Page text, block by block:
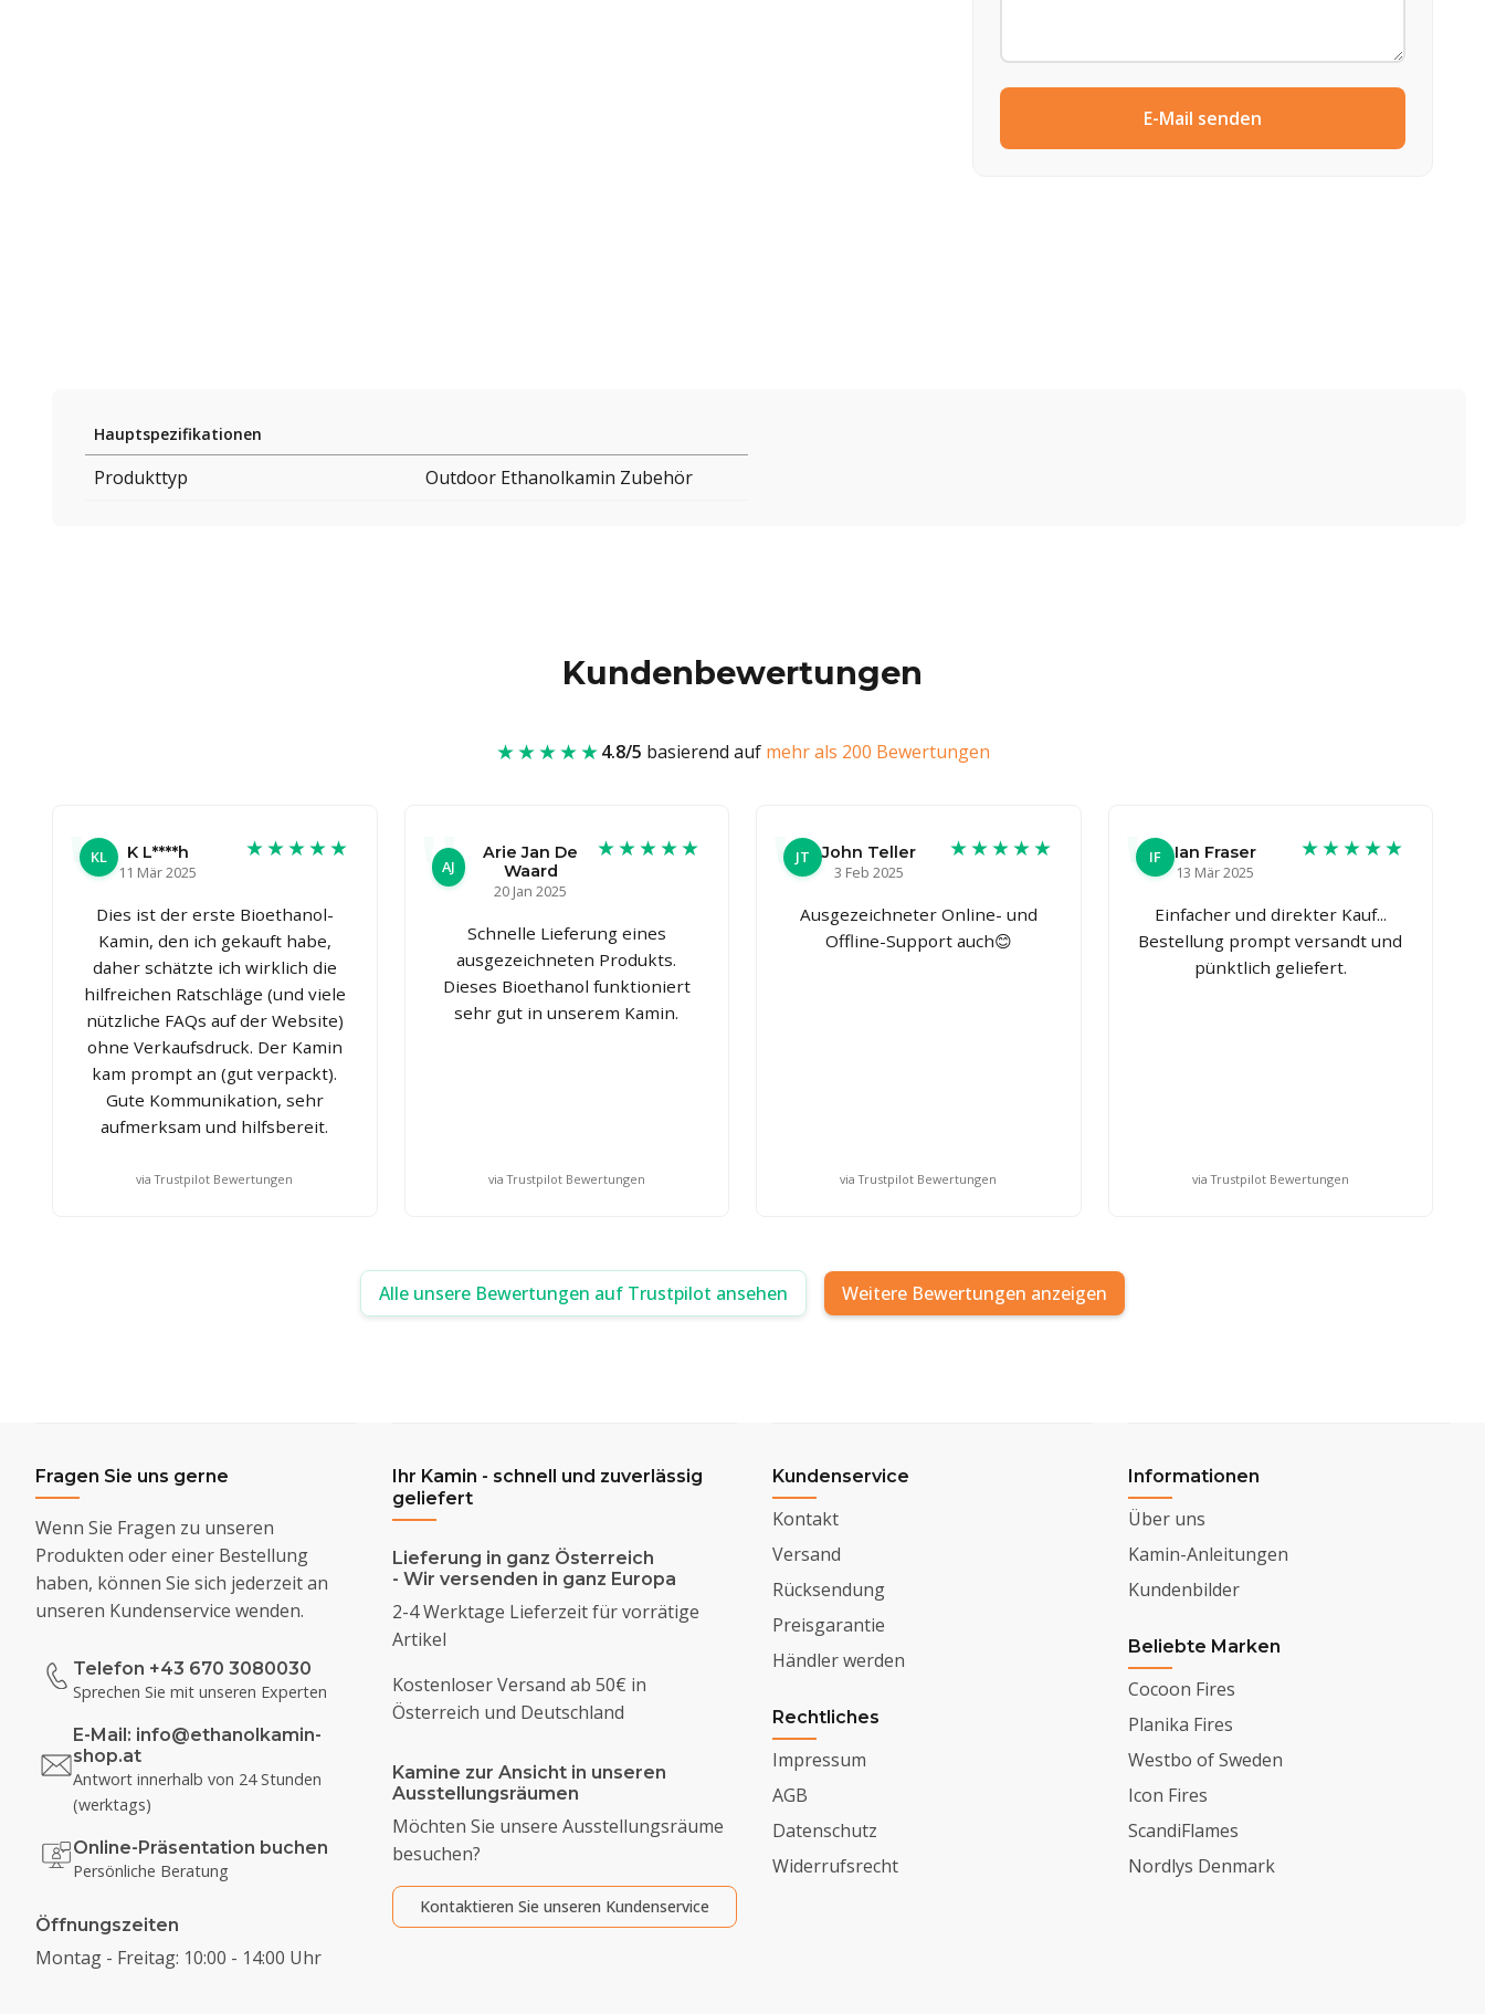
E-Mail senden
Hauptspezifikationen
Produkttyp Outdoor Ethanolkamin Zubehör
Kundenbewertungen
★★★★★4.8/5 basierend auf mehr als 200 Bewertungen
KL
K L****h
11 Mär 2025
★★★★★
Dies ist der erste Bioethanol-
Kamin, den ich gekauft habe,
daher schätzte ich wirklich die
hilfreichen Ratschläge (und viele
nützliche FAQs auf der Website)
ohne Verkaufsdruck. Der Kamin
kam prompt an (gut verpackt).
Gute Kommunikation, sehr
aufmerksam und hilfsbereit.
via Trustpilot Bewertungen
AJ
Arie Jan De
Waard
20 Jan 2025
★★★★★
Schnelle Lieferung eines
ausgezeichneten Produkts.
Dieses Bioethanol funktioniert
sehr gut in unserem Kamin.
via Trustpilot Bewertungen
JT
John Teller
3 Feb 2025
★★★★★
Ausgezeichneter Online- und
Offline-Support auch😊
via Trustpilot Bewertungen
IF
Ian Fraser
13 Mär 2025
★★★★★
Einfacher und direkter Kauf...
Bestellung prompt versandt und
pünktlich geliefert.
via Trustpilot Bewertungen
Alle unsere Bewertungen auf Trustpilot ansehen Weitere Bewertungen anzeigen
Fragen Sie uns gerne
Wenn Sie Fragen zu unseren
Produkten oder einer Bestellung
haben, können Sie sich jederzeit an
unseren Kundenservice wenden.
Telefon +43 670 3080030
Sprechen Sie mit unseren Experten
E-Mail: info@ethanolkamin-
shop.at
Antwort innerhalb von 24 Stunden
(werktags)
Online-Präsentation buchen
Persönliche Beratung
Öffnungszeiten
Montag - Freitag: 10:00 - 14:00 Uhr
Ihr Kamin - schnell und zuverlässig
geliefert
Lieferung in ganz Österreich
- Wir versenden in ganz Europa
2-4 Werktage Lieferzeit für vorrätige
Artikel
Kostenloser Versand ab 50€ in
Österreich und Deutschland
Kamine zur Ansicht in unseren
Ausstellungsräumen
Möchten Sie unsere Ausstellungsräume
besuchen?
Kontaktieren Sie unseren Kundenservice
Kundenservice
Kontakt
Versand
Rücksendung
Preisgarantie
Händler werden
Rechtliches
Impressum
AGB
Datenschutz
Widerrufsrecht
Informationen
Über uns
Kamin-Anleitungen
Kundenbilder
Beliebte Marken
Cocoon Fires
Planika Fires
Westbo of Sweden
Icon Fires
ScandiFlames
Nordlys Denmark